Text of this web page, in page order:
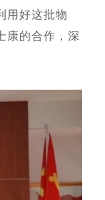
用好这批物
康的合作，深